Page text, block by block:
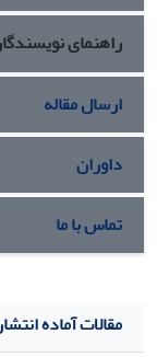
تقابل با گفتمان
راهنمای
ارسال مقاله
داوران
تماس با ما
مقالات آماده